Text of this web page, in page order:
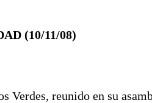
(10/11/08)
Verdes, reunido en su